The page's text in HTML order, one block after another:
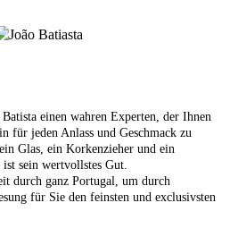
einen wahren Experten, der Ihnen
für jeden Anlass und Geschmack zu
Glas, ein Korkenzieher und ein
sein wertvollstes Gut.
durch ganz Portugal, um durch
für Sie den feinsten und exclusivsten